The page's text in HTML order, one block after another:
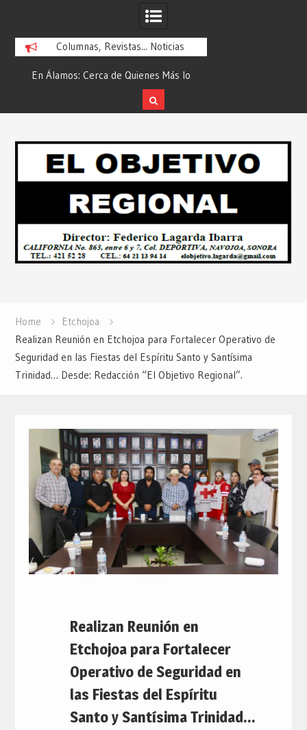
Columnas, Revistas... Noticias
En Álamos: Cerca de Quienes Más lo
Necesitan… Desde: Redacción “El
Objetivo Regional”.
ATTITUDE de
Home
Etchojoa
Realizan Reunión en Etchojoa para Fortalecer Operativo de
Seguridad en las Fiestas del Espíritu Santo y Santísima
Trinidad… Desde: Redacción “El Objetivo Regional”.
Realizan Reunión en
Etchojoa para Fortalecer
Operativo de Seguridad en
las Fiestas del Espíritu
Santo y Santísima Trinidad…